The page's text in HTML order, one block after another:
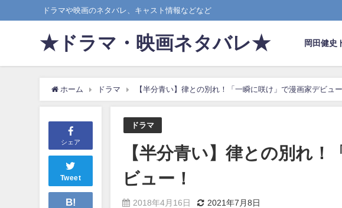
ドラマや映画のネタバレ、キャスト情報などなど
★ドラマ・映画ネタバレ★ 岡田健史
ホーム ドラマ 【半分青い】律との別れ！「一瞬に咲け」で漫画家デビュー
シェア
Tweet
B!
ドラマ
【半分青い】律との別れ
ビュー！
2018年4月16日 2021年7月8日